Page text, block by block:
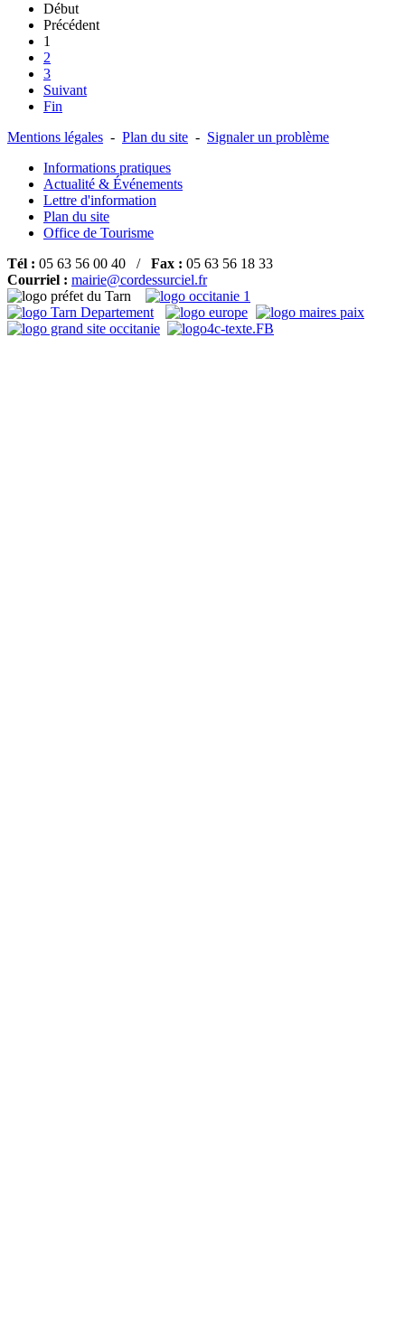
Début
Précédent
1
2
3
Suivant
Fin
Mentions légales - Plan du site - Signaler un problème
Informations pratiques
Actualité & Événements
Lettre d'information
Plan du site
Office de Tourisme
Tél : 05 63 56 00 40 / Fax : 05 63 56 18 33
Courriel : mairie@cordessurciel.fr